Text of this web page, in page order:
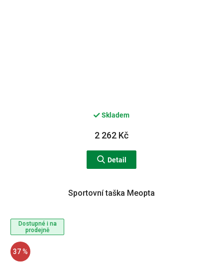
Skladem
2 262 Kč
Detail
Dostupné i na
prodejně
37 %
Sportovní taška Meopta